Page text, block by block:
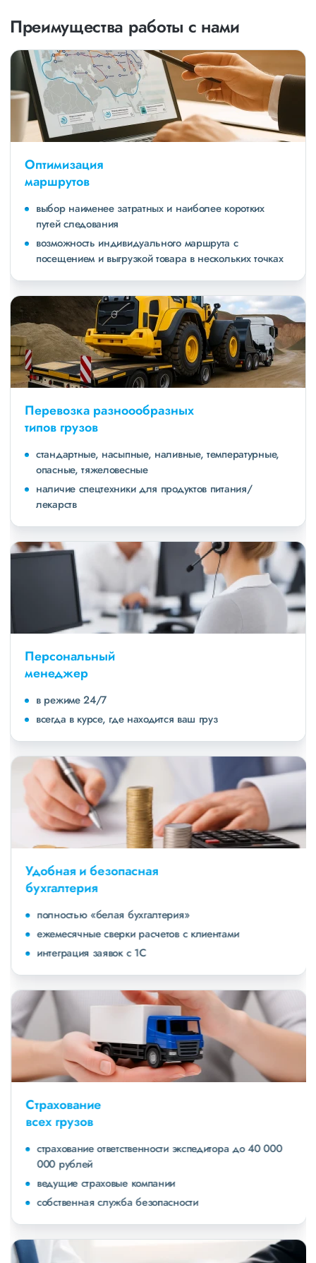
Преимущества работы с нами
Оптимизация
маршрутов
выбор наименее затратных и наиболее коротких
путей следования
возможность индивидуального маршрута с
посещением и выгрузкой товара в нескольких точках
Перевозка разноообразных
типов грузов
стандартные, насыпные, наливные, температурные,
опасные, тяжеловесные
наличие спецтехники для продуктов питания/
лекарств
Персональный
менеджер
в режиме 24/7
всегда в курсе, где находится ваш груз
Удобная и безопасная
бухгалтерия
полностью «белая бухгалтерия»
ежемесячные сверки расчетов с клиентами
интеграция заявок с 1С
Страхование
всех грузов
страхование ответственности экспедитора до 40 000
000 рублей
ведущие страховые компании
собственная служба безопасности